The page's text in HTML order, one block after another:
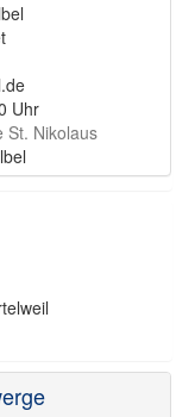
Uhr
St. Nikolaus